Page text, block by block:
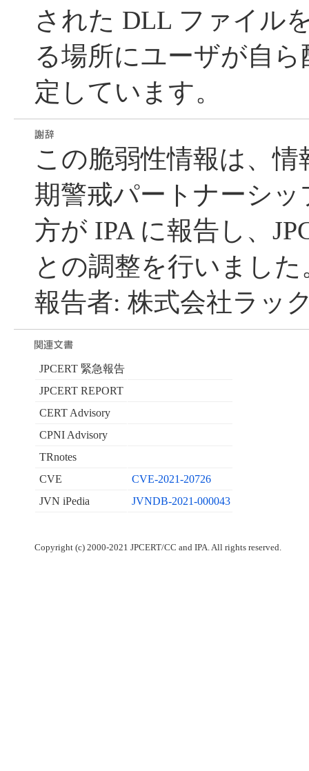
された DLL ファイル
る場所にユーザが自
定しています。
この脆弱性情報は、
期警戒パートナーシ
方が IPA に報告し、
との調整を行いました
報告者: 株式会社ラッ
JPCERT 緊急報告
JPCERT REPORT
CERT Advisory
CPNI Advisory
TRnotes
CVE
CVE-2021-20726
JVN iPedia
JVNDB-2021-000043
Copyright (c) 2000-2021 JPCERT/CC and IPA. All rights reserved.